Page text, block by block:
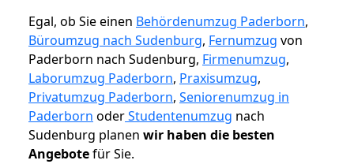
Egal, ob Sie einen Behördenumzug Paderborn,
Büroumzug nach Sudenburg, Fernumzug von
Paderborn nach Sudenburg, Firmenumzug,
Laborumzug Paderborn, Praxisumzug,
Privatumzug Paderborn, Seniorenumzug in
Paderborn oderStudentenumzug nach
Sudenburg planen wir haben die besten
Angebotefür Sie.